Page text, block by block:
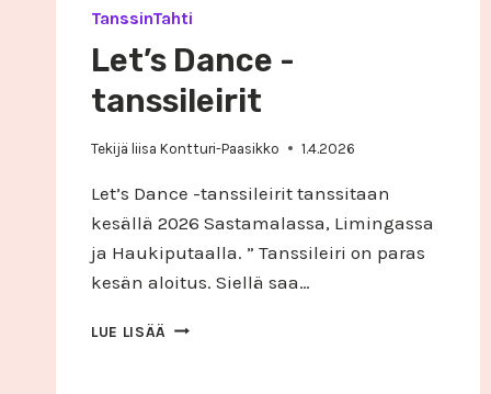
TanssinTahti
Let’s Dance -
tanssileirit
Tekijä liisa Kontturi-Paasikko 1.4.2026
Let’s Dance -tanssileirit tanssitaan
kesällä 2026 Sastamalassa, Limingassa
ja Haukiputaalla. ” Tanssileiri on paras
kesän aloitus. Siellä saa…
LUE LISÄÄ LET’S